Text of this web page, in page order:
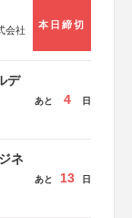
会社
本日締切
デ
あと 4 日
ネ
あと 13 日